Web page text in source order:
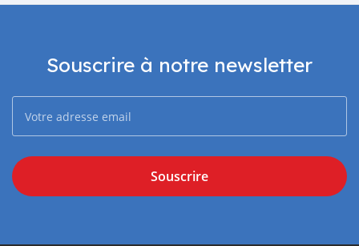
Souscrire à notre newsletter
Souscrire